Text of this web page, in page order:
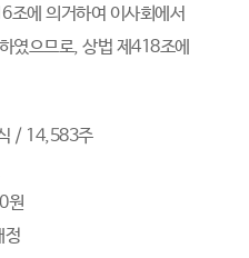
조에 의거하여 이사회에서
였으므로, 상법 제418조에
/ 14,583주
원
정